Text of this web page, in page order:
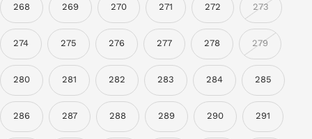
268 269 270 271 272 273
274 275 276 277 278 279
280 281 282 283 284 285
286 287 288 289 290 291